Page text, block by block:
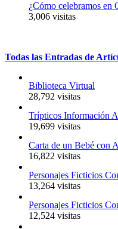
¿Cómo celebramos
3,006 visitas
Todas las Entradas de
Biblioteca Virtual
28,792 visitas
Trípticos Información
19,699 visitas
Carta de un Bebé con
16,822 visitas
Personajes Ficticios
13,264 visitas
Personajes Ficticios
12,524 visitas